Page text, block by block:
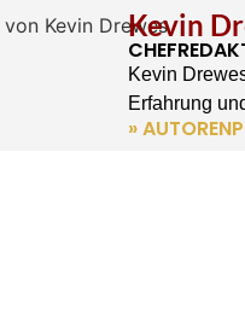
Kevin
Kevin
Erfahrung
»